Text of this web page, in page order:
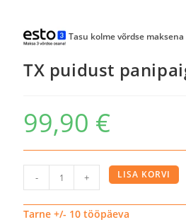
Tasu kolme võrdse maksena
TX puidust
99,90 €
puidust
panipaigaga
- + LISA KORVI
Tarne +/- 10 tööpäeva